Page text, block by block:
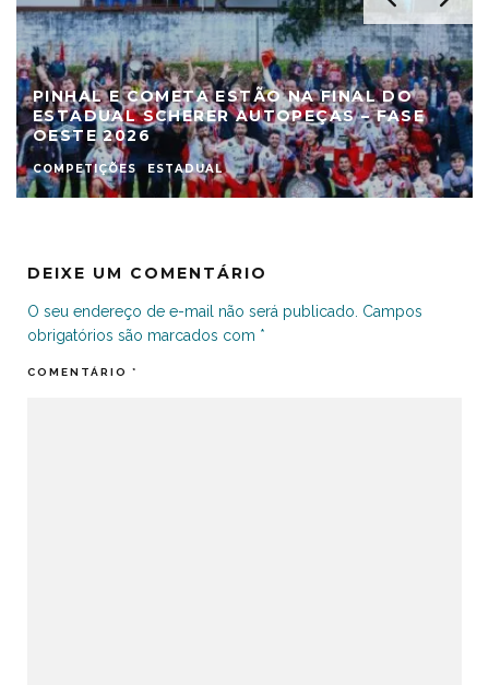
PINHAL E COMETA ESTÃO NA FINAL DO
ESTADUAL SCHERER AUTOPEÇAS – FASE
OESTE 2026
COMPETIÇÕES ESTADUAL
DEIXE UM COMENTÁRIO
O seu endereço de e-mail não será publicado. Campos
obrigatórios são marcados com *
COMENTÁRIO *